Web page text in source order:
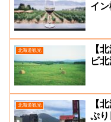
イ
北海道観光
【
ビ
北海道観光
【
ぷり